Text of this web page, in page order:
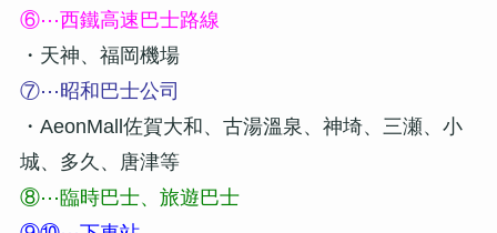
⑥⋯西鐵高速巴士路線
・天神、福岡機場
⑦⋯昭和巴士公司
・AeonMall佐賀大和、古湯溫泉、神埼、三瀬、小
城、多久、唐津等
⑧⋯臨時巴士、旅遊巴士